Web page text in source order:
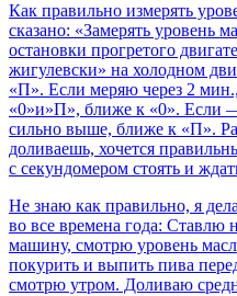
Как правильно измерять
сказано: «Замерять уровень
остановки прогретого
жигулевски» на холодном
«П». Если меряю через 2
«0»и»П», ближе к «0». Если
сильно выше, ближе к «П».
доливаешь, хочется
с секундомером стоять и
Не знаю как правильно, я
во все времена года: Ставлю
машину, смотрю уровень
покурить и выпить пива
смотрю утром. Доливаю